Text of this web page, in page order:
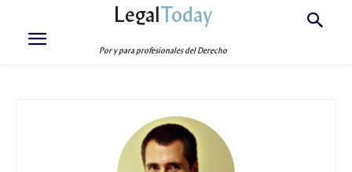
LegalToday
Por y para profesionales del Derecho